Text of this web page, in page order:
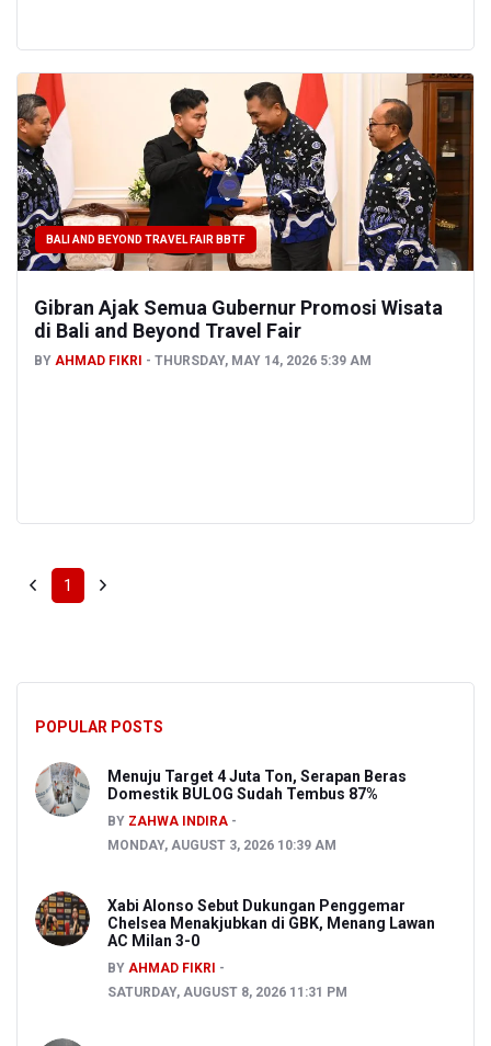
BALI AND BEYOND TRAVEL FAIR BBTF
Gibran Ajak Semua Gubernur Promosi Wisata
di Bali and Beyond Travel Fair
BY AHMAD FIKRI THURSDAY, MAY 14, 2026 5:39 AM
1
POPULAR POSTS
Menuju Target 4 Juta Ton, Serapan Beras
Domestik BULOG Sudah Tembus 87%
BY ZAHWA INDIRA
MONDAY, AUGUST 3, 2026 10:39 AM
Xabi Alonso Sebut Dukungan Penggemar
Chelsea Menakjubkan di GBK, Menang Lawan
AC Milan 3-0
BY AHMAD FIKRI
SATURDAY, AUGUST 8, 2026 11:31 PM